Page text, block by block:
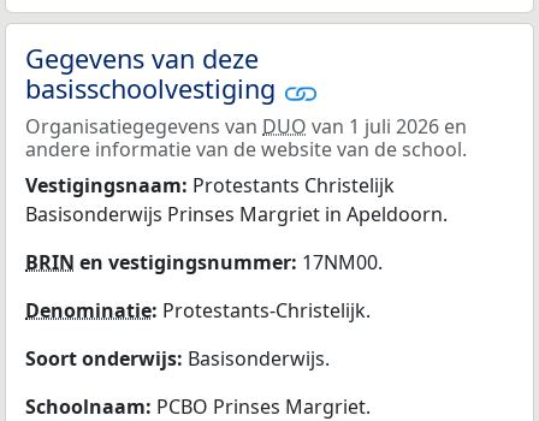
Gegevens van deze
basisschoolvestiging
Organisatiegegevens van DUO van 1 juli 2026 en
andere informatie van de website van de school.
Vestigingsnaam: Protestants Christelijk
Basisonderwijs Prinses Margriet in Apeldoorn.
BRIN en vestigingsnummer: 17NM00.
Denominatie: Protestants-Christelijk.
Soort onderwijs: Basisonderwijs.
Schoolnaam: PCBO Prinses Margriet.